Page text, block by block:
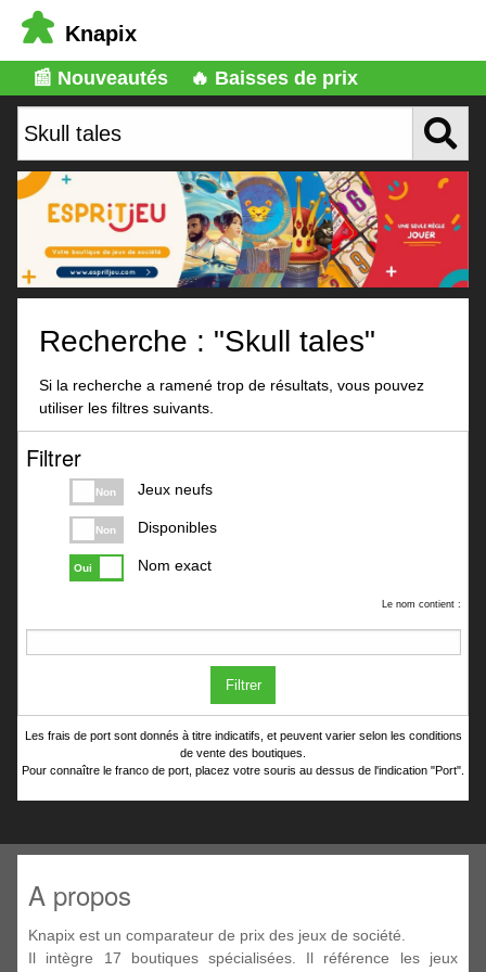
Knapix
📰 Nouveautés 🔥 Baisses de prix
Recherche : "Skull tales"
Si la recherche a ramené trop de résultats, vous pouvez
utiliser les filtres suivants.
Filtrer
Non Jeux neufs
Non Disponibles
Oui Nom exact
Le nom contient :
Filtrer
Les frais de port sont donnés à titre indicatifs, et peuvent varier selon les conditions
de vente des boutiques.
Pour connaître le franco de port, placez votre souris au dessus de l'indication "Port".
A propos
Knapix est un comparateur de prix des jeux de société.
Il intègre 17 boutiques spécialisées. Il référence les jeux